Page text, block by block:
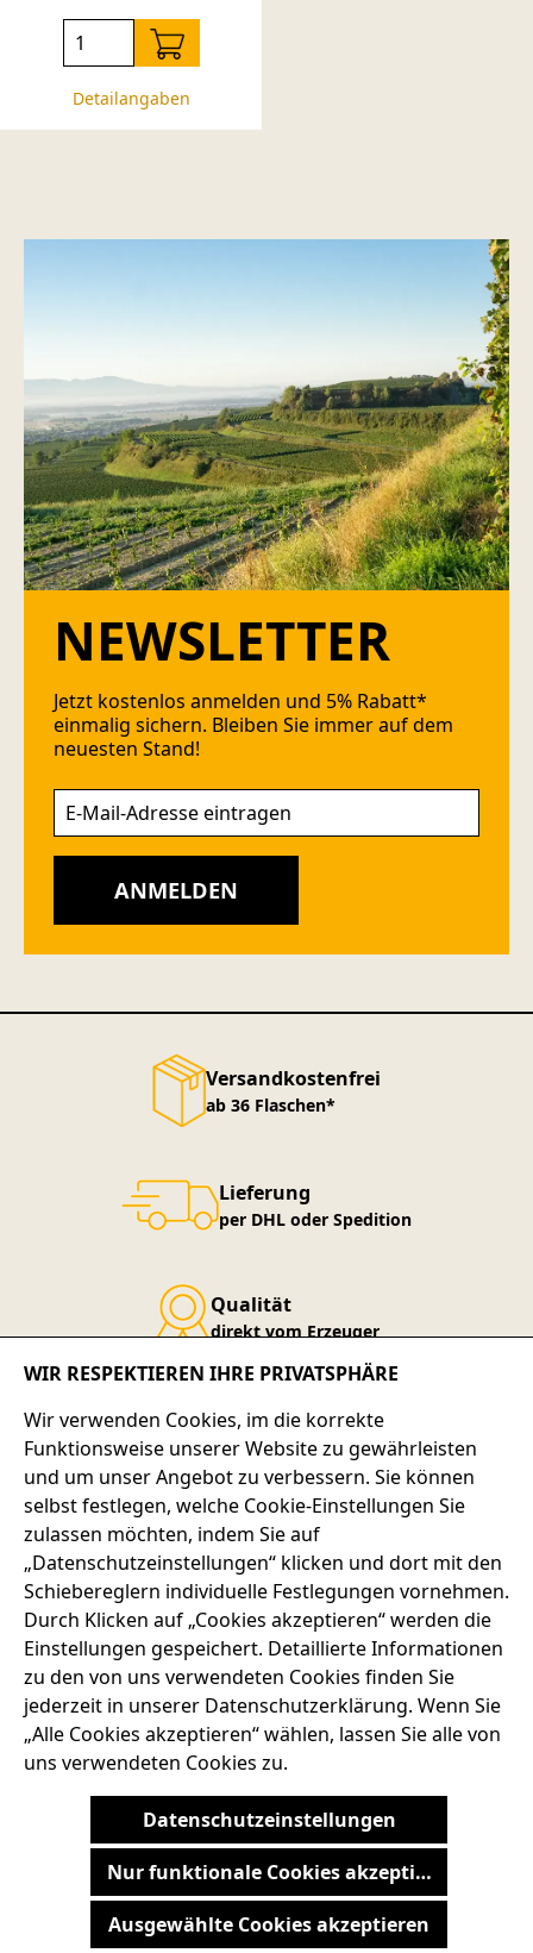
Detailangaben
NEWSLETTER
Jetzt kostenlos anmelden und 5% Rabatt*
einmalig sichern. Bleiben Sie immer auf dem
neuesten Stand!
ANMELDEN
Versandkostenfrei
ab 36 Flaschen*
Lieferung
per DHL oder Spedition
Qualität
direkt vom Erzeuger
Service-Telefon
+49 7667 900-124
SERVICE-HOTLINE
ADRESSE
RECHTLICHES
SERVICES
IMPRESSUM
WIDERRUFSRECHT
Vertrag widerrufen
Alle Preise inkl. gesetzl. Mehrwertsteuer zzgl.
WIR RESPEKTIEREN IHRE PRIVATSPHÄRE
Wir verwenden Cookies, im die korrekte
Funktionsweise unserer Website zu gewährleisten
und um unser Angebot zu verbessern. Sie können
selbst festlegen, welche Cookie-Einstellungen Sie
zulassen möchten, indem Sie auf
„Datenschutzeinstellungen“ klicken und dort mit den
Schiebereglern individuelle Festlegungen vornehmen.
Durch Klicken auf „Cookies akzeptieren“ werden die
Einstellungen gespeichert. Detaillierte Informationen
zu den von uns verwendeten Cookies finden Sie
jederzeit in unserer Datenschutzerklärung. Wenn Sie
„Alle Cookies akzeptieren“ wählen, lassen Sie alle von
uns verwendeten Cookies zu.
Datenschutzeinstellungen
Nur funktionale Cookies akzeptieren
Ausgewählte Cookies akzeptieren